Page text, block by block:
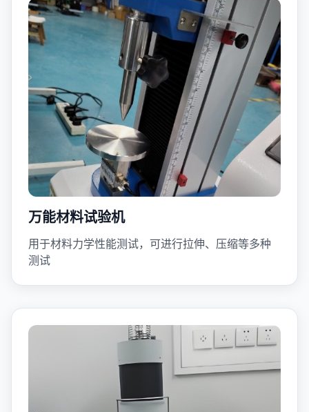
万能材料试验机
用于材料力学性能测试，可进行拉伸、压缩等多种
测试